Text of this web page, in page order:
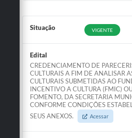
Situação VIGENTE
Edital
CREDENCIAMENTO DE
CULTURAIS A FIM DE ANALISAR
CULTURAIS SUBMETIDAS AO
INCENTIVO A CULTURA (FMIC)
FOMENTO, DA SECRETARIA
CONFORME CONDIÇÕES
SEUS ANEXOS.
Acessar